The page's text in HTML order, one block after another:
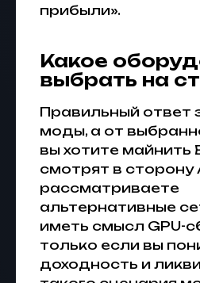
прибыли».
Какое
выбрать на
Правильный ответ
моды, а от
вы хотите майнить
смотрят в сторону
рассматриваете
альтернативные
иметь смысл GPU-
только если вы
доходность и